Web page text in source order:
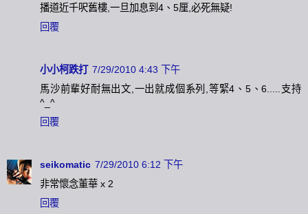
播道近千呎舊樓,一旦加息到4、5厘,必死無疑!
回覆
小小柯跌打 7/29/2010 4:43 下午
馬沙前輩好耐無出文,一出就成個系列,等緊4、5、6.....支持
^_^
回覆
seikomatic 7/29/2010 6:12 下午
非常懷念董華 x 2
回覆